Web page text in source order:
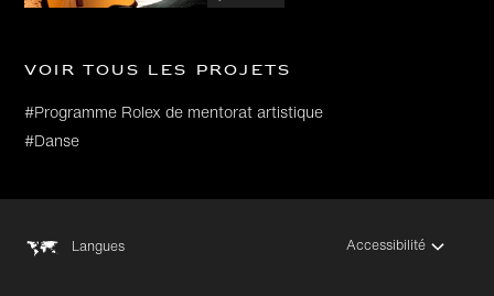
Voir tous les projets
#Programme Rolex de mentorat artistique
#Danse
Langues Accessibilité